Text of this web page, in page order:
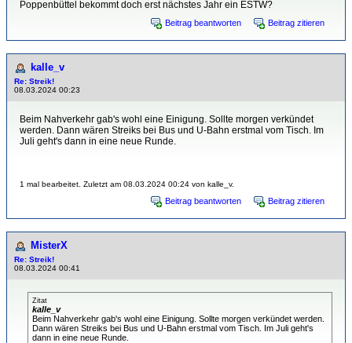
Poppenbüttel bekommt doch erst nächstes Jahr ein ESTW?
Beitrag beantworten Beitrag zitieren
kalle_v
Re: Streik!
08.03.2024 00:23
Beim Nahverkehr gab's wohl eine Einigung. Sollte morgen verkündet
werden. Dann wären Streiks bei Bus und U-Bahn erstmal vom Tisch. Im
Juli geht's dann in eine neue Runde.
1 mal bearbeitet. Zuletzt am 08.03.2024 00:24 von kalle_v.
Beitrag beantworten Beitrag zitieren
MisterX
Re: Streik!
08.03.2024 00:41
Zitat
kalle_v
Beim Nahverkehr gab's wohl eine Einigung. Sollte morgen verkündet werden.
Dann wären Streiks bei Bus und U-Bahn erstmal vom Tisch. Im Juli geht's
dann in eine neue Runde.